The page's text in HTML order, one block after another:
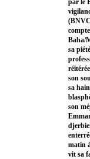
Baha/
sa
son
sa
son
matin
vit sa